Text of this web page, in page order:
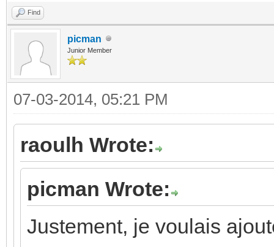
Find
picman
Junior Member
07-03-2014, 05:21 PM
raoulh Wrote:
picman Wrote:
Justement, je voulais